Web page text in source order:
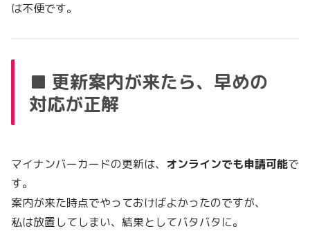
は不便です。
■ 更新案内が来たら、早めの
対応が正解
マイナンバーカードの更新は、 オンラインでも申請可能で
す。
案内が来た時点でやっておけばよかったのですが、
私は放置してしまい、結果としてバタバタに。